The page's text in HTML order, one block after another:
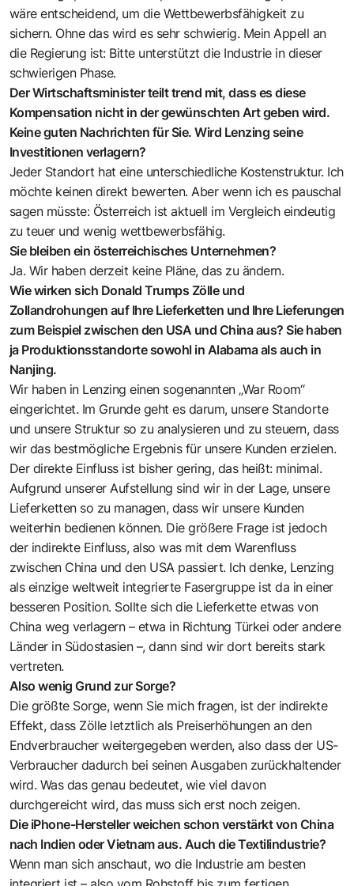
wäre entscheidend, um die Wettbewerbsfähigkeit zu
sichern. Ohne das wird es sehr schwierig. Mein Appell an
die Regierung ist: Bitte unterstützt die Industrie in dieser
schwierigen Phase.
Der Wirtschaftsminister teilt trend mit, dass es diese
Kompensation nicht in der gewünschten Artgeben wird.
Keine guten Nachrichten für Sie. Wird Lenzing seine
Investitionen verlagern?
Jeder Standort hat eine unterschiedliche Kostenstruktur. Ich
möchte keinen direkt bewerten. Aber wenn ich es pauschal
sagen müsste: ­Österreich ist aktuell im Vergleich eindeutig
zu teuer und wenig wettbewerbsfähig.
Sie bleiben ein österreichisches Unternehmen?
Ja. Wir haben derzeit keine Pläne, das zu ändern.
Wie wirken sich Donald Trumps Zölle und
Zollandrohungen auf Ihre Lieferketten und Ihre Lieferungen
zum Beispiel zwischen den USA und China aus? Sie haben
ja Produktionsstandorte sowohl in Alabama als auch in
Nanjing.
Wir haben in Lenzing einen sogenannten „War Room“
eingerichtet. Im Grunde geht es darum, unsere Standorte
und unsere Struktur so zu analysieren und zu steuern, dass
wir das bestmögliche Ergebnis für unsere Kunden erzielen.
Der direkte Einfluss ist bisher gering, das heißt: minimal.
Aufgrund unserer Aufstellung sind wir in der Lage, unsere
Lieferketten so zu managen, dass wir unsere Kunden
weiterhin bedienen können. Die größere Frage ist jedoch
der indirekte Einfluss, also was mit dem Warenfluss
zwischen China und den USA passiert. Ich denke, Lenzing
als einzige weltweit integrierte Fasergruppe ist da in einer
besseren Position. Sollte sich die Lieferkette etwas von
China weg verlagern – etwa in Richtung Türkei oder andere
Länder in Südostasien –, dann sind wir dort bereits stark
vertreten.
Also wenig Grund zur Sorge?
Die größte Sorge, wenn Sie mich fragen, ist der indirekte
Effekt, dass Zölle letztlich als Preiserhöhungen an den
Endverbraucher weitergegeben werden, also dass der US-
Verbraucher dadurch bei seinen Ausgaben zurückhaltender
wird. Was das genau bedeutet, wie viel davon
durchgereicht wird, das muss sich erst noch zeigen.
Die iPhone-Hersteller weichen schon verstärkt von China
nach Indien oder Vietnam aus. Auch die Textilindustrie?
Wenn man sich anschaut, wo die Industrie am besten